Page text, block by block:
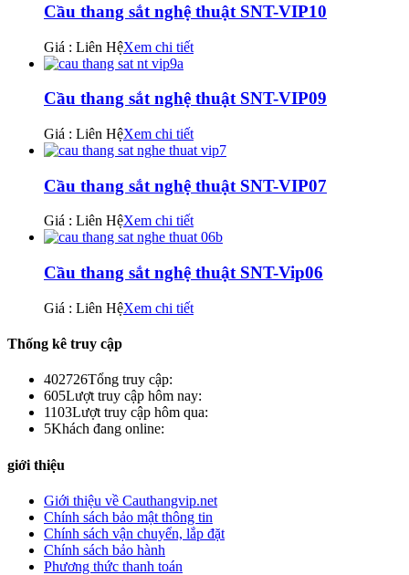
Cầu thang sắt nghệ thuật SNT-VIP10
Giá : Liên HệXem chi tiết
Cầu thang sắt nghệ thuật SNT-VIP09
Giá : Liên HệXem chi tiết
Cầu thang sắt nghệ thuật SNT-VIP07
Giá : Liên HệXem chi tiết
Cầu thang sắt nghệ thuật SNT-Vip06
Giá : Liên HệXem chi tiết
Thống kê truy cập
402726Tổng truy cập:
605Lượt truy cập hôm nay:
1103Lượt truy cập hôm qua:
5Khách đang online:
giới thiệu
Giới thiệu về Cauthangvip.net
Chính sách bảo mật thông tin
Chính sách vận chuyển, lắp đặt
Chính sách bảo hành
Phương thức thanh toán